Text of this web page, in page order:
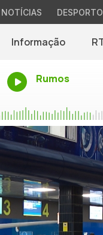
NOTÍCIAS DESPORTO
Informação
Rumos